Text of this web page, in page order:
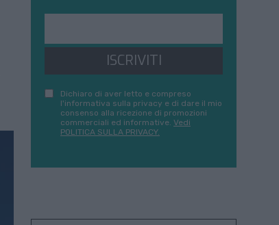
ISCRIVITI
Dichiaro di aver letto e compreso
l'informativa sulla privacy e di dare il mio
consenso alla ricezione di promozioni
commerciali ed informative. Vedi
POLITICA SULLA PRIVACY.